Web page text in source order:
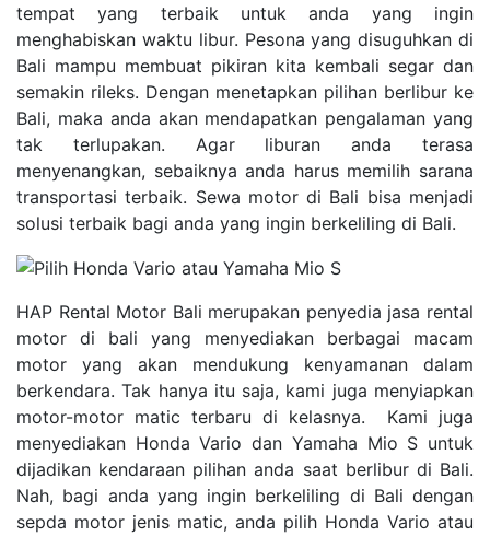
tempat yang terbaik untuk anda yang ingin
menghabiskan waktu libur. Pesona yang disuguhkan di
Bali mampu membuat pikiran kita kembali segar dan
semakin rileks. Dengan menetapkan pilihan berlibur ke
Bali, maka anda akan mendapatkan pengalaman yang
tak terlupakan. Agar liburan anda terasa
menyenangkan, sebaiknya anda harus memilih sarana
transportasi terbaik. Sewa motor di Bali bisa menjadi
solusi terbaik bagi anda yang ingin berkeliling di Bali.
HAP Rental Motor Bali merupakan penyedia jasa rental
motor di bali yang menyediakan berbagai macam
motor yang akan mendukung kenyamanan dalam
berkendara. Tak hanya itu saja, kami juga menyiapkan
motor-motor matic terbaru di kelasnya. Kami juga
menyediakan Honda Vario dan Yamaha Mio S untuk
dijadikan kendaraan pilihan anda saat berlibur di Bali.
Nah, bagi anda yang ingin berkeliling di Bali dengan
sepda motor jenis matic, anda pilih Honda Vario atau